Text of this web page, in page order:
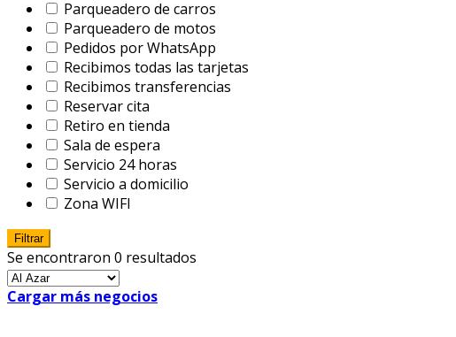
Parqueadero de carros
Parqueadero de motos
Pedidos por WhatsApp
Recibimos todas las tarjetas
Recibimos transferencias
Reservar cita
Retiro en tienda
Sala de espera
Servicio 24 horas
Servicio a domicilio
Zona WIFI
Filtrar
Se encontraron 0 resultados
Cargar más negocios